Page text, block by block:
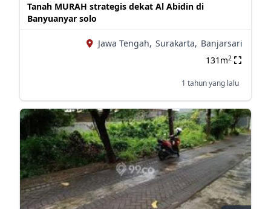
Tanah MURAH strategis dekat Al Abidin di
Banyuanyar solo
Jawa Tengah, Surakarta, Banjarsari
131m2
1 tahun yang lalu